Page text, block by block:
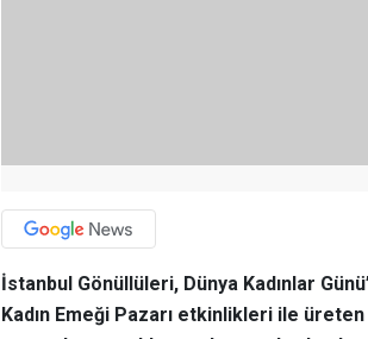
İstanbul Gönüllüleri, Dünya Kadınlar
Kadın Emeği Pazarı etkinlikleri ile